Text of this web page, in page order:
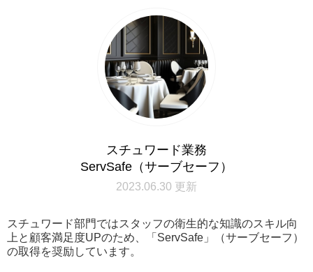
スチュワード業務
ServSafe（サーブセーフ）
2023.06.30 更新
スチュワード部門ではスタッフの衛生的な知識のスキル向
上と顧客満足度UPのため、「ServSafe」（サーブセーフ）
の取得を奨励しています。